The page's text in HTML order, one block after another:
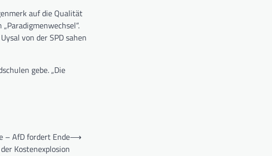
auf die Qualität
von der SPD sahen
gebe. „Die
– AfD fordert Ende
der Kostenexplosion
⟶